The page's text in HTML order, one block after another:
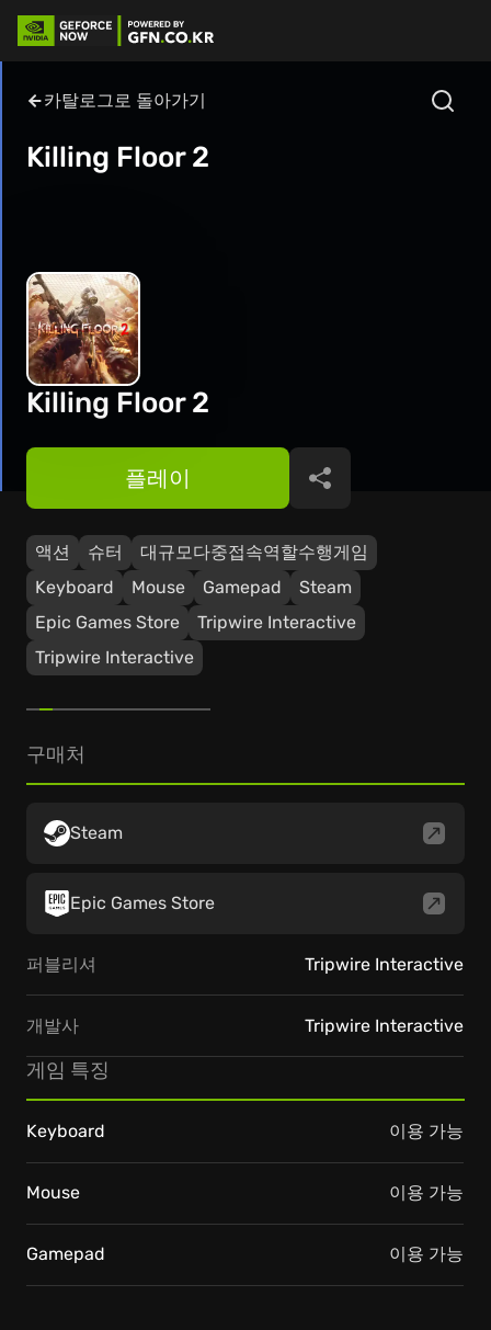
카탈로그로 돌아가기
Killing Floor 2
Killing Floor 2
액션 슈터
대규모다중접속역할수행게임
Keyboard
Mouse Gamepad
Steam
Epic Games Store
Tripwire Interactive
Tripwire Interactive
플레이 공유
구매처
Steam
Epic Games Store
퍼블리셔 Tripwire Interactive
개발사 Tripwire Interactive
게임 특징
Keyboard 이용 가능
Mouse 이용 가능
Gamepad 이용 가능